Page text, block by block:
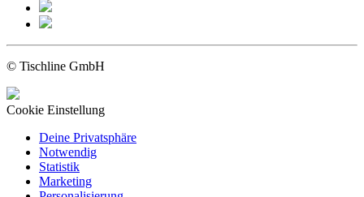
© Tischline GmbH
Cookie Einstellung
Deine Privatsphäre
Notwendig
Statistik
Marketing